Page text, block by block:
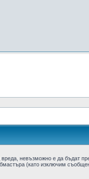
невъзможно е да бъдат
(като изключим